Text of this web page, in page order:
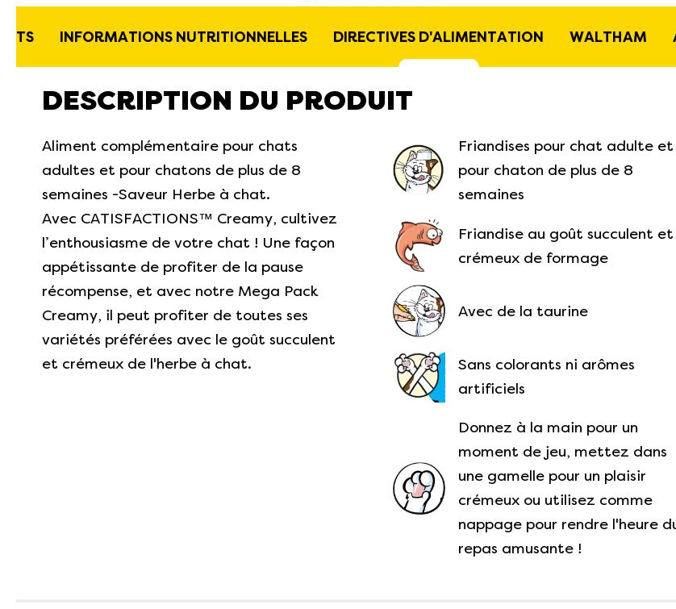
INFORMATIONS NUTRITIONNELLES DIRECTIVES D'ALIMENTATION WALTHAM
DESCRIPTION DU PRODUIT
Aliment complémentaire pour chats
adultes et pour chatons de plus de 8
semaines -Saveur Herbe à chat.
Avec CATISFACTIONS™ Creamy, cultivez
l’enthousiasme de votre chat ! Une façon
appétissante de profiter de la pause
récompense, et avec notre Mega Pack
Creamy, il peut profiter de toutes ses
variétés préférées avec le goût succulent
et crémeux de l'herbe à chat.
Friandises pour chat adulte et
pour chaton de plus de 8
semaines
Friandise au goût succulent et
crémeux de formage
Avec de la taurine
Sans colorants ni arômes
artificiels
Donnez à la main pour un
moment de jeu, mettez dans
une gamelle pour un plaisir
crémeux ou utilisez comme
nappage pour rendre l'heure
repas amusante !